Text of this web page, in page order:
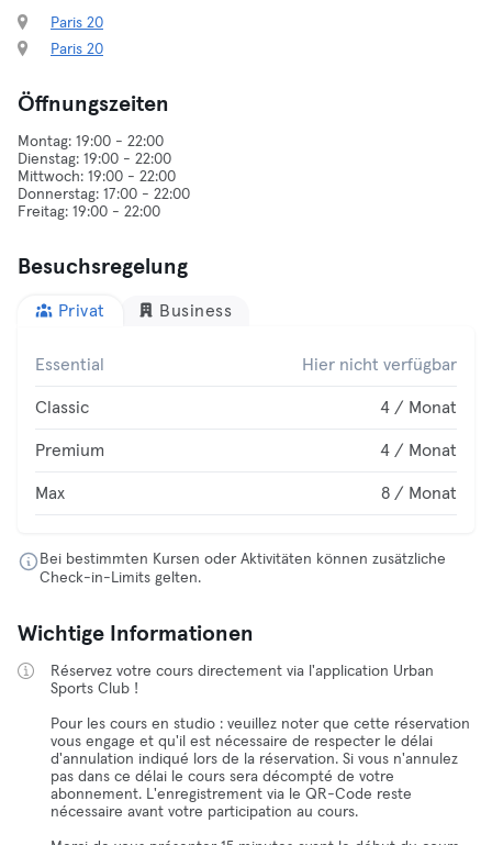
Paris 20
Paris 20
Öffnungszeiten
Montag: 19:00 - 22:00
Dienstag: 19:00 - 22:00
Mittwoch: 19:00 - 22:00
Donnerstag: 17:00 - 22:00
Besuchsregelung
Privat Business
Essential Hier nicht verfügbar
Classic 4 / Monat
Premium 4 / Monat
Max 8 / Monat
Bei bestimmten Kursen oder Aktivitäten können zusätzliche
Check-in-Limits gelten.
Wichtige Informationen
Réservez votre cours directement via l'application Urban
Sports Club !
Pour les cours en studio : veuillez noter que cette réservation
vous engage et qu'il est nécessaire de respecter le délai
d'annulation indiqué lors de la réservation. Si vous n'annulez
pas dans ce délai le cours sera décompté de votre
abonnement. L'enregistrement via le QR-Code reste
nécessaire avant votre participation au cours.